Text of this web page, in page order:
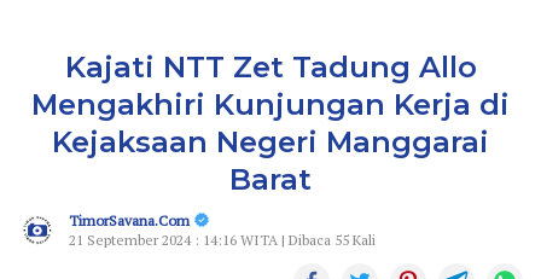
Kajati NTT Zet Tadung Allo
Mengakhiri Kunjungan Kerja di
Kejaksaan Negeri Manggarai
Barat
TimorSavana.Com
21 September 2024 : 14:16 WITA | Dibaca 55 Kali